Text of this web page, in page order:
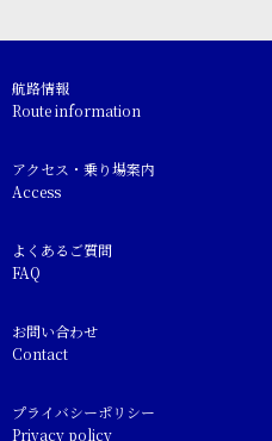
航路情報
Route information
アクセス・乗り場案内
Access
よくあるご質問
FAQ
お問い合わせ
Contact
プライバシーポリシー
Privacy policy